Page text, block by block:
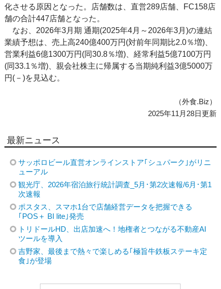
化させる原因となった。店舗数は、直営289店舗、FC158店
舗の合計447店舗となった。
なお、2026年3月期 通期(2025年4月～2026年3月)の連結
業績予想は、売上高240億400万円(対前年同期比2.0％増)、
営業利益6億1300万円(同30.8％増)、経常利益5億7100万円
(同33.1％増)、親会社株主に帰属する当期純利益3億5000万
円(－)を見込む。
（外食.Biz）
2025年11月28日更新
最新ニュース
サッポロビール直営オンラインストア｢シュパーク｣がリニ
ューアル
観光庁、2026年宿泊旅行統計調査_5月･第2次速報/6月･第1
次速報
ポスタス、スマホ1台で店舗経営データを把握できる
｢POS＋ BI lite｣発売
トリドールHD、出店加速へ！地権者とつながる不動産AI
ツールを導入
吉野家、最後まで熱々で楽しめる｢極旨牛鉄板ステーキ定
食｣が登場